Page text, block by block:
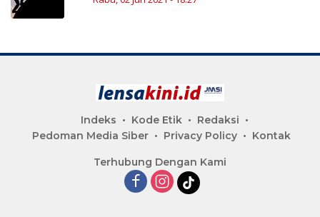
Indeks Kode Etik
Redaksi
Pedoman Media Siber
Privacy Policy Kontak
Terhubung Dengan Kami